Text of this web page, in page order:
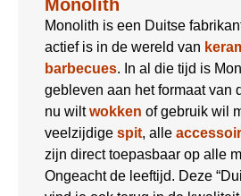
Monolith
Monolith is een Duitse
actief is in de wereld van
barbecues. In al die tijd is
gebleven aan het formaat van
nu wiltwokken of gebruik wil
veelzijdige spit, alle
zijn direct toepasbaar op alle
Ongeacht de leeftijd. Deze